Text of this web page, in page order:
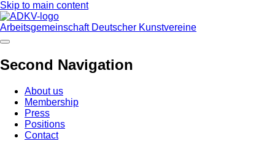
Skip to main content
Arbeitsgemeinschaft Deutscher Kunstvereine
Second Navigation
About us
Membership
Press
Positions
Contact